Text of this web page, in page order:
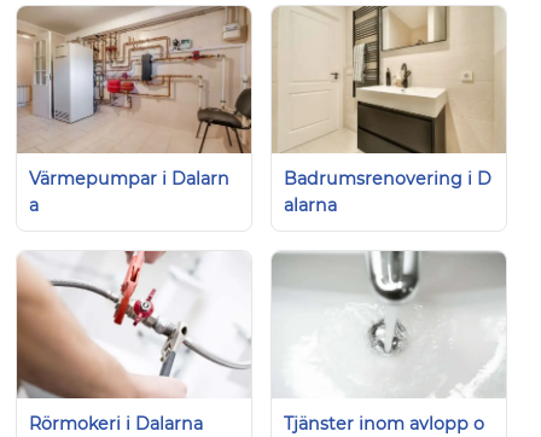
Värmepumpar i Dalarn
a
Badrumsrenovering i D
alarna
Rörmokeri i Dalarna
Tjänster inom avlopp o